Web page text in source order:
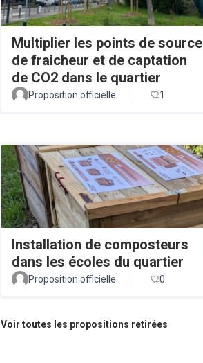
Multiplier les points de source
de fraicheur et de captation
de CO2 dans le quartier
Proposition officielle 1
Installation de composteurs
dans les écoles du quartier
Proposition officielle 0
Voir toutes les propositions retirées